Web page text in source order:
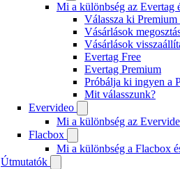
Mi a különbség az Evertag
Válassza ki Premium
Vásárlások
Vásárlások
Evertag Free
Evertag Premium
Próbálja ki ingyen a
Mit válasszunk?
Evervideo
Mi a különbség az
Flacbox
Mi a különbség a Flacbox
Útmutatók